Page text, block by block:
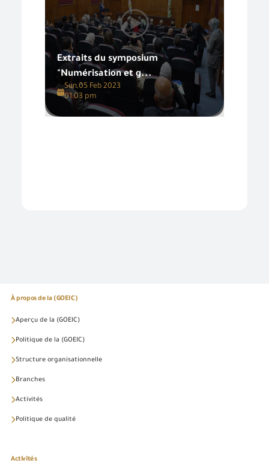
Extraits du symposium
"Numérisation et g...
Sun,05 Feb 2023
01:03 pm
À propos de la (GOEIC)
Aperçu de la (GOEIC)
Politique de la (GOEIC)
Structure organisationnelle
Branches
Activités
Politique de qualité
Activités